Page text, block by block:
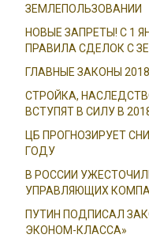
ЗЕМЛЕПОЛЬЗОВАНИИ
НОВЫЕ ЗАПРЕТЫ! С 1
ПРАВИЛА СДЕЛОК С
ГЛАВНЫЕ ЗАКОНЫ
СТРОЙКА,
ВСТУПЯТ В СИЛУ В
ЦБ ПРОГНОЗИРУЕТ
ГОДУ
В РОССИИ
УПРАВЛЯЮЩИХ
ПУТИН ПОДПИСАЛ
ЭКОНОМ-КЛАССА»